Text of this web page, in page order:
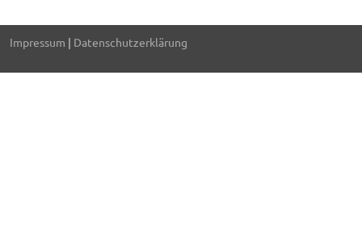
Impressum | Datenschutzerklärung